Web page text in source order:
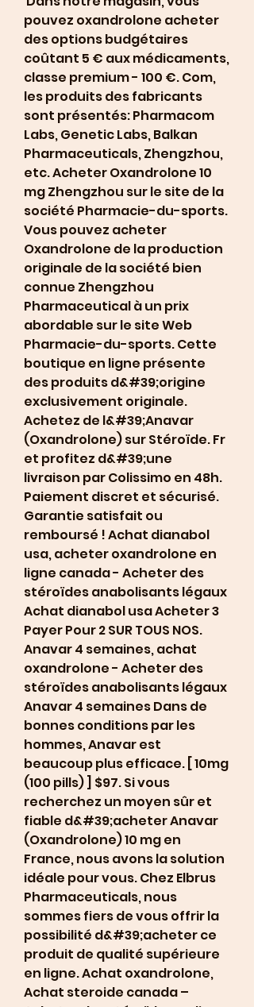
pouvez oxandrolone acheter
des options budgétaires
coûtant 5 € aux médicaments,
classe premium - 100 €. Com,
les produits des fabricants
sont présentés: Pharmacom
Labs, Genetic Labs, Balkan
Pharmaceuticals, Zhengzhou,
etc. Acheter Oxandrolone 10
mg Zhengzhou sur le site de la
société Pharmacie-du-sports.
Vous pouvez acheter
Oxandrolone de la production
originale de la société bien
connue Zhengzhou
Pharmaceutical à un prix
abordable sur le site Web
Pharmacie-du-sports. Cette
boutique en ligne présente
des produits d&#39;origine
exclusivement originale.
Achetez de l&#39;Anavar
(Oxandrolone) sur Stéroïde. Fr
et profitez d&#39;une
livraison par Colissimo en 48h.
Paiement discret et sécurisé.
Garantie satisfait ou
remboursé ! Achat dianabol
usa, acheter oxandrolone en
ligne canada - Acheter des
stéroïdes anabolisants légaux
Achat dianabol usa Acheter 3
Payer Pour 2 SUR TOUS NOS.
Anavar 4 semaines, achat
oxandrolone - Acheter des
stéroïdes anabolisants légaux
Anavar 4 semaines Dans de
bonnes conditions par les
hommes, Anavar est
beaucoup plus efficace. [ 10mg
(100 pills) ] $97. Si vous
recherchez un moyen sûr et
fiable d&#39;acheter Anavar
(Oxandrolone) 10 mg en
France, nous avons la solution
idéale pour vous. Chez Elbrus
Pharmaceuticals, nous
sommes fiers de vous offrir la
possibilité d&#39;acheter ce
produit de qualité supérieure
en ligne. Achat oxandrolone,
Achat steroide canada –